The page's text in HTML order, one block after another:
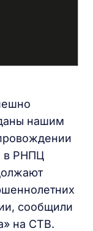
нашим
в РНПЦ
сообщили
на СТВ.